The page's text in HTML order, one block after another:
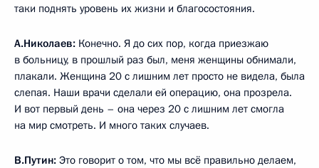
таки поднять уровень их жизни и благосостояния.
А.Николаев: Конечно. Я до сих пор, когда приезжаю
в больницу, в прошлый раз был, меня женщины обнимали,
плакали. Женщина 20 с лишним лет просто не видела, была
слепая. Наши врачи сделали ей операцию, она прозрела.
И вот первый день – она через 20 с лишним лет смогла
на мир смотреть. И много таких случаев.
В.Путин: Это говорит о том, что мы всё правильно делаем,